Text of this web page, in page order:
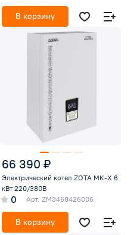
В корзину
66 390 ₽
Электрический котел ZOTA MK-X 6
кВт 220/380В
0 Арт. ZM3468426006
В корзину